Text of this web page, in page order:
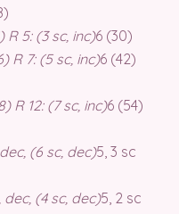
R 5: (3 sc, inc)6 (30)
R 7: (5 sc, inc)6 (42)
R 12: (7 sc, inc)6 (54)
(6 sc, dec)5, 3 sc
dec, (4 sc, dec)5, 2 sc